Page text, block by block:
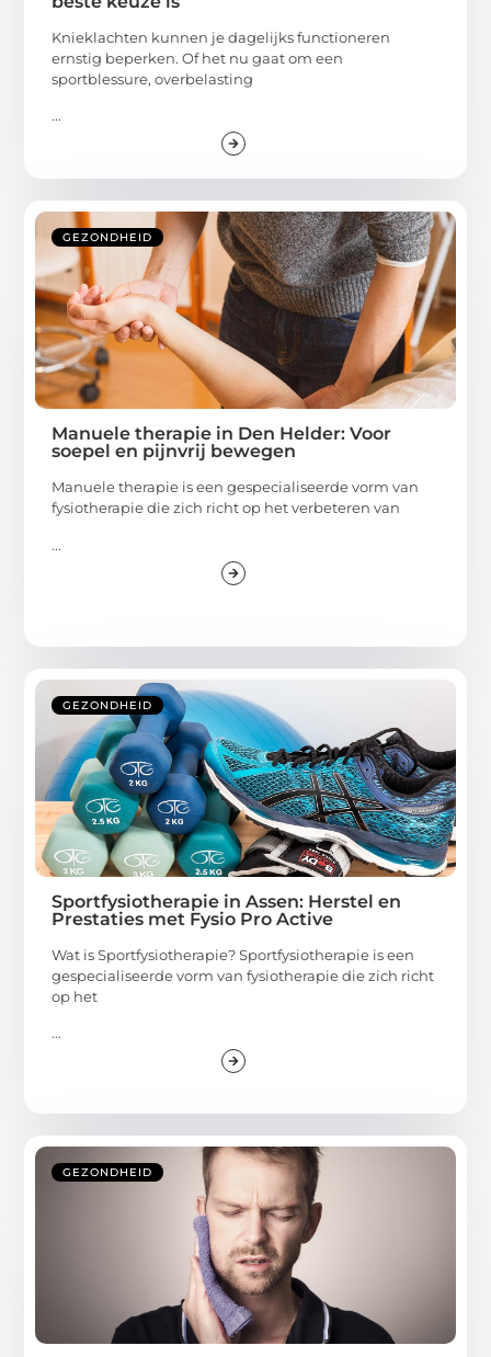
Knieklachten kunnen je dagelijks functioneren
ernstig beperken. Of het nu gaat om een
sportblessure, overbelasting
...
GEZONDHEID
Manuele therapie in Den Helder: Voor
soepel en pijnvrij bewegen
Manuele therapie is een gespecialiseerde vorm van
fysiotherapie die zich richt op het verbeteren van
...
GEZONDHEID
Sportfysiotherapie in Assen: Herstel en
Prestaties met Fysio Pro Active
Wat is Sportfysiotherapie? Sportfysiotherapie is een
gespecialiseerde vorm van fysiotherapie die zich richt
op het
...
GEZONDHEID